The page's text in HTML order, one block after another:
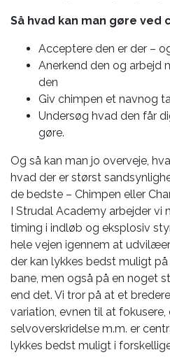
Så hvad kan man gøre ved
Acceptere den er der –
Anerkend den og arbejd
den
Giv chimpen et navnog
Undersøg hvad den får
gøre.
Og så kan man jo overveje,
hvad der er størst
de bedste – Chimpen eller
I Strudal Academy arbejder vi
timing i indløb og eksplosiv
hele vejen igennem at
der kan lykkes bedst muligt
bane, men også på en noget
end det. Vi tror på at et
variation, evnen til at
selvoverskridelse m.m. er
lykkes bedst muligt i